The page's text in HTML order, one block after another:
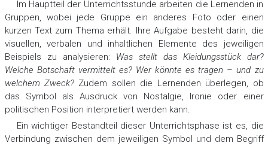
Im Hauptteil der Unterrichtsstunde arbeiten die Lernenden in
Gruppen, wobei jede Gruppe ein anderes Foto oder einen
kurzen Text zum Thema erhält. Ihre Aufgabe besteht darin, die
visuellen, verbalen und inhaltlichen Elemente des jeweiligen
Beispiels zu analysieren: Was stellt das Kleidungsstück dar?
Welche Botschaft vermittelt es? Wer könnte es tragen – und zu
welchem Zweck? Zudem sollen die Lernenden überlegen, ob
das Symbol als Ausdruck von Nostalgie, Ironie oder einer
politischen Position interpretiert werden kann.
Ein wichtiger Bestandteil dieser Unterrichtsphase ist es, die
Verbindung zwischen dem jeweiligen Symbol und dem Begriff